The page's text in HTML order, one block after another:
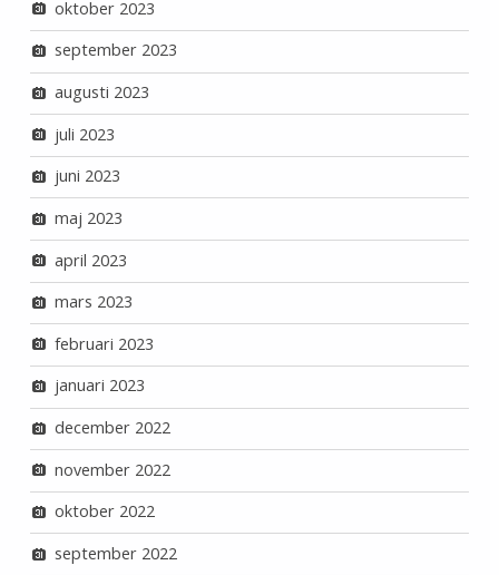
oktober 2023
september 2023
augusti 2023
juli 2023
juni 2023
maj 2023
april 2023
mars 2023
februari 2023
januari 2023
december 2022
november 2022
oktober 2022
september 2022